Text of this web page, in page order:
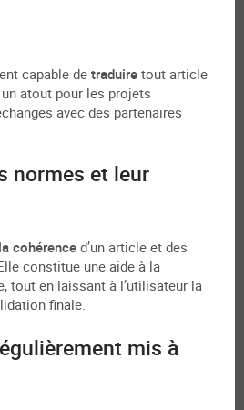
capable de traduire tout article
un atout pour les projets
avec des partenaires
normes et leur
cohérence d’un article et des
constitue une aide à la
tout en laissant à l’utilisateur la
finale.
mis à